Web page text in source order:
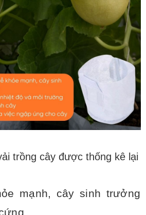
trồng cây được thống kê lại
mạnh, cây sinh trưởng